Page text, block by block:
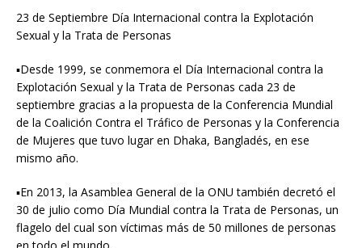
23 de Septiembre Día Internacional contra la Explotación
Sexual y la Trata de Personas
▪︎Desde 1999, se conmemora el Día Internacional contra la
Explotación Sexual y la Trata de Personas cada 23 de
septiembre gracias a la propuesta de la Conferencia Mundial
de la Coalición Contra el Tráfico de Personas y la Conferencia
de Mujeres que tuvo lugar en Dhaka, Bangladés, en ese
mismo año.
▪︎En 2013, la Asamblea General de la ONU también decretó el
30 de julio como Día Mundial contra la Trata de Personas, un
flagelo del cual son víctimas más de 50 millones de personas